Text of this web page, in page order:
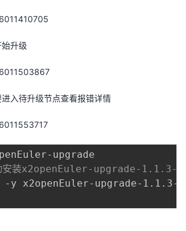
升级
入待升级节点查看报错详情
安装x2openEuler-upgrade-1.1.3-
-y x2openEuler-upgrade-1.1.3-